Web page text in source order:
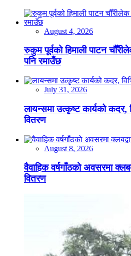
August 4, 2026
रुकुम पूर्वको हिमाली पाटन
पनि रमाउँछ
July 31, 2026
लायन्समा उत्कृष्ट कार्यको कदर,
वितरण
August 8, 2026
वैवाहिक वर्षगाँठको अवसरमा
वितरण